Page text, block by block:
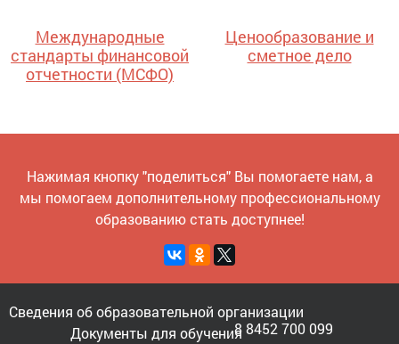
Международные
стандарты финансовой
отчетности (МСФО)
Ценообразование и
сметное дело
Нажимая кнопку "поделиться" Вы помогаете нам, а
мы помогаем дополнительному профессиональному
образованию стать доступнее!
Сведения об образовательной организации
Документы для обучения8 8452 700 099